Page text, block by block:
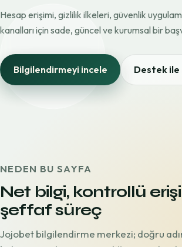
Hesap erişimi, gizlilik ilkeleri, güvenlik
kanalları için sade, güncel ve kurumsal bir
Bilgilendirmeyi incele Destek
NEDEN BU SAYFA
Net bilgi, kontrollü
şeffaf süreç
Jojobet bilgilendirme merkezi; doğru